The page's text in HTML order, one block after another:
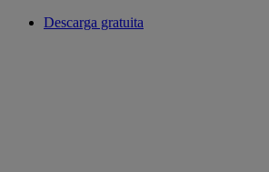
Descarga gratuita